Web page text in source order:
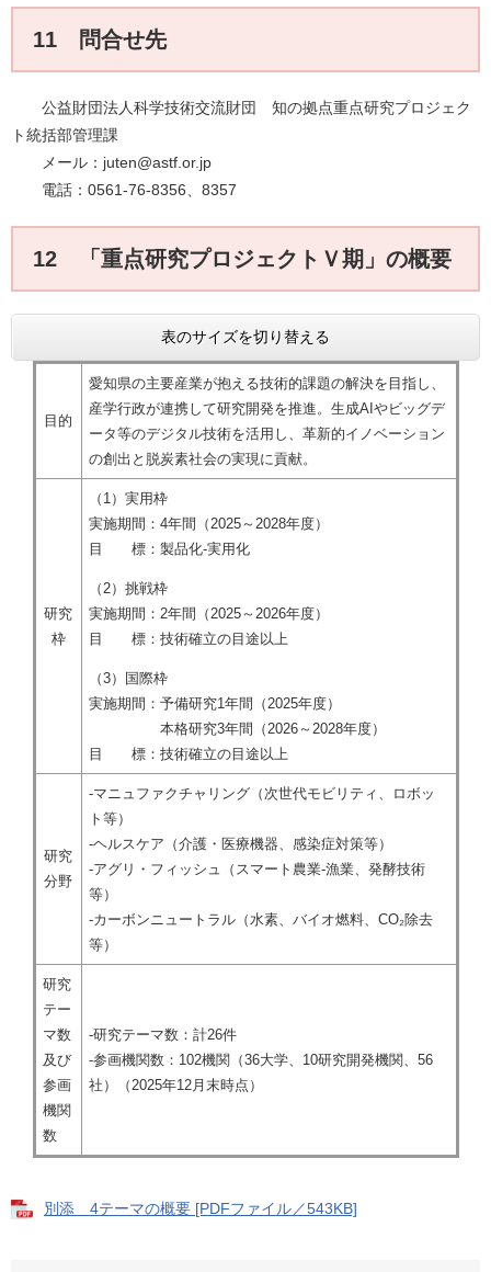
11 問合せ先
公益財団法人科学技術交流財団 知の拠点重点研究プロジェク
ト統括部管理課
メール：juten@astf.or.jp
電話：0561-76-8356、8357
12 「重点研究プロジェクトＶ期」の概要
表のサイズを切り替える
目的
愛知県の主要産業が抱える技術的課題の解決を目指し、
産学行政が連携して研究開発を推進。生成AIやビッグデ
ータ等のデジタル技術を活用し、革新的イノベーション
の創出と脱炭素社会の実現に貢献。
研究
枠
（1）実用枠
実施期間：4年間（2025～2028年度）
目 標：製品化-実用化
（2）挑戦枠
実施期間：2年間（2025～2026年度）
目 標：技術確立の目途以上
（3）国際枠
実施期間：予備研究1年間（2025年度）
本格研究3年間（2026～2028年度）
目 標：技術確立の目途以上
研究
分野
-マニュファクチャリング（次世代モビリティ、ロボッ
ト等）
-ヘルスケア（介護・医療機器、感染症対策等）
-アグリ・フィッシュ（スマート農業-漁業、発酵技術
等）
-カーボンニュートラル（水素、バイオ燃料、CO₂除去
等）
研究
テー
マ数
及び
参画
機関
数
-研究テーマ数：計26件
-参画機関数：102機関（36大学、10研究開発機関、56
社）（2025年12月末時点）
別添 4テーマの概要 [PDFファイル／543KB]